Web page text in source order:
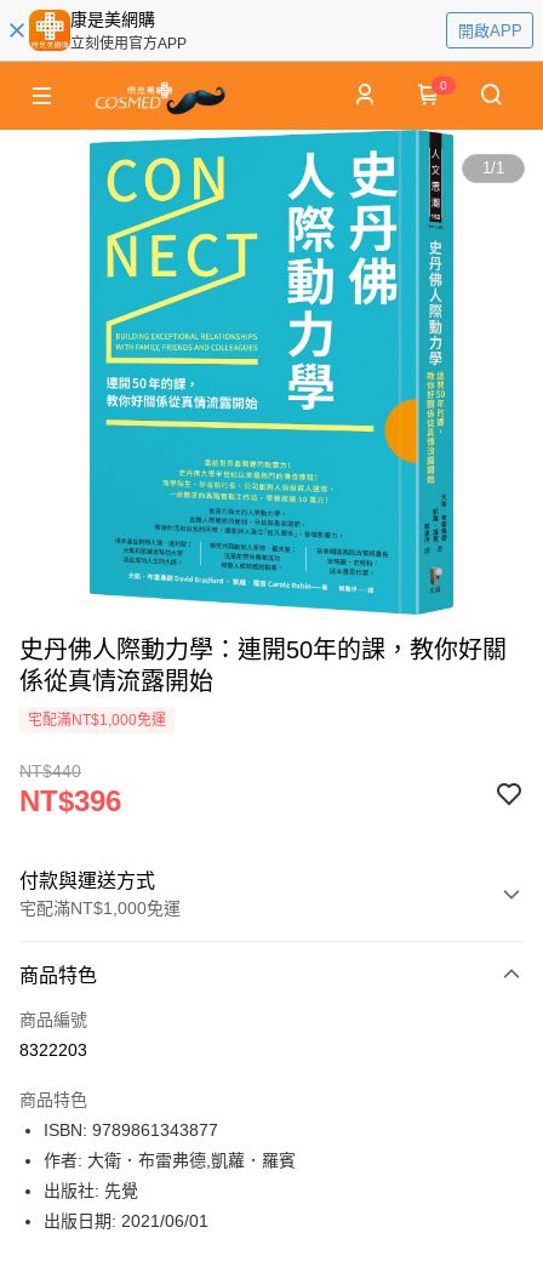
康是美網購
立刻使用官方APP
開啟APP
0
1/1
史丹佛人際動力學：連開50年的課，教你好關
係從真情流露開始
宅配滿NT$1,000免運
NT$440
NT$396
付款與運送方式
宅配滿NT$1,000免運
icash Pay
信用卡一次付款
LINE Pay
Apple Pay
街口支付
商品特色
商品編號
8322203
商品特色
ISBN: 9789861343877
作者: 大衛．布雷弗德,凱蘿．羅賓
出版社: 先覺
出版日期: 2021/06/01